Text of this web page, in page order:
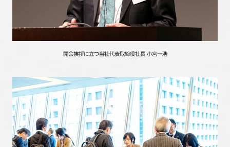
開会挨拶に立つ当社代表取締役社長 小宮一浩